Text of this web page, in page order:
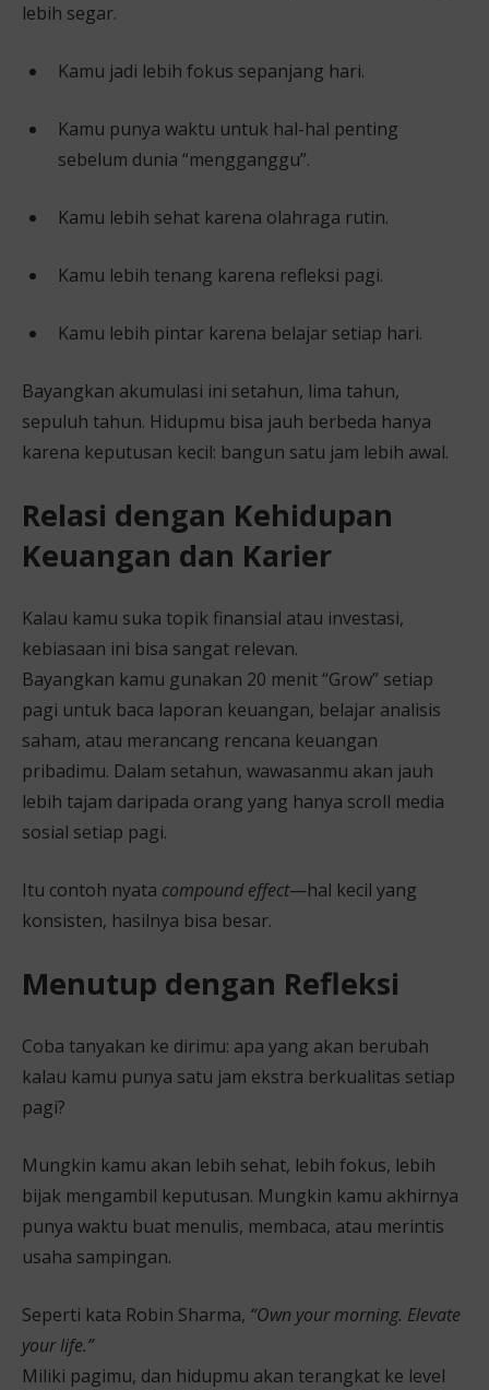
lebih segar.
Kamu jadi lebih fokus sepanjang hari.
Kamu punya waktu untuk hal-hal penting
sebelum dunia “mengganggu”.
Kamu lebih sehat karena olahraga rutin.
Kamu lebih tenang karena refleksi pagi.
Kamu lebih pintar karena belajar setiap hari.
Bayangkan akumulasi ini setahun, lima tahun,
sepuluh tahun. Hidupmu bisa jauh berbeda hanya
karena keputusan kecil: bangun satu jam lebih awal.
Relasi dengan Kehidupan
Keuangan dan Karier
Kalau kamu suka topik finansial atau investasi,
kebiasaan ini bisa sangat relevan.
Bayangkan kamu gunakan 20 menit “Grow” setiap
pagi untuk baca laporan keuangan, belajar analisis
saham, atau merancang rencana keuangan
pribadimu. Dalam setahun, wawasanmu akan jauh
lebih tajam daripada orang yang hanya scroll media
sosial setiap pagi.
Itu contoh nyata compound effect—hal kecil yang
konsisten, hasilnya bisa besar.
Menutup dengan Refleksi
Coba tanyakan ke dirimu: apa yang akan berubah
kalau kamu punya satu jam ekstra berkualitas setiap
pagi?
Mungkin kamu akan lebih sehat, lebih fokus, lebih
bijak mengambil keputusan. Mungkin kamu akhirnya
punya waktu buat menulis, membaca, atau merintis
usaha sampingan.
Seperti kata Robin Sharma, “Own your morning. Elevate
your life.”
Miliki pagimu, dan hidupmu akan terangkat ke level